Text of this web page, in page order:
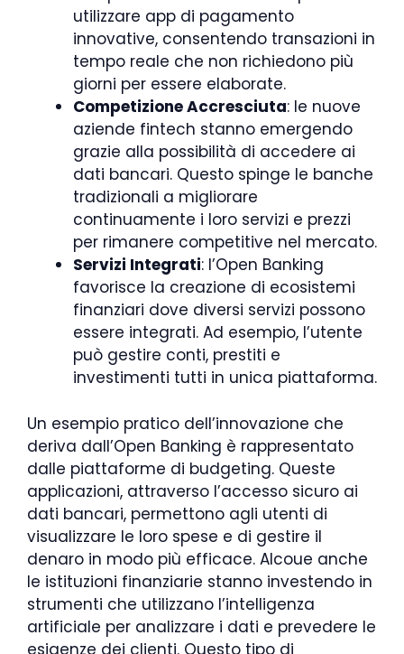
utilizzare app di pagamento
innovative, consentendo transazioni in
tempo reale che non richiedono più
giorni per essere elaborate.
Competizione Accresciuta: le nuove
aziende fintech stanno emergendo
grazie alla possibilità di accedere ai
dati bancari. Questo spinge le banche
tradizionali a migliorare
continuamente i loro servizi e prezzi
per rimanere competitive nel mercato.
Servizi Integrati: l’Open Banking
favorisce la creazione di ecosistemi
finanziari dove diversi servizi possono
essere integrati. Ad esempio, l’utente
può gestire conti, prestiti e
investimenti tutti in unica piattaforma.
Un esempio pratico dell’innovazione che
deriva dall’Open Banking è rappresentato
dalle piattaforme di budgeting. Queste
applicazioni, attraverso l’accesso sicuro ai
dati bancari, permettono agli utenti di
visualizzare le loro spese e di gestire il
denaro in modo più efficace. Alcoue anche
le istituzioni finanziarie stanno investendo in
strumenti che utilizzano l’intelligenza
artificiale per analizzare i dati e prevedere le
esigenze dei clienti. Questo tipo di